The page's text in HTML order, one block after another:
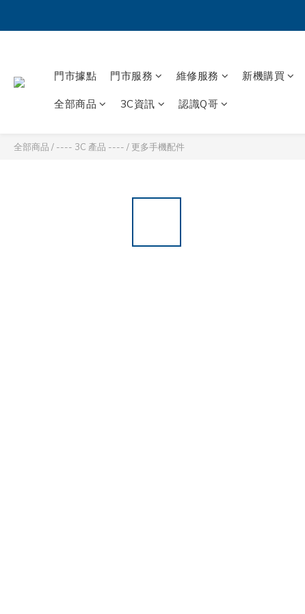
門市據點 門市服務 維修服務 新機購買
全部商品 3C資訊 認識Q哥
全部商品 / ---- 3C 產品 ---- /更多手機配件